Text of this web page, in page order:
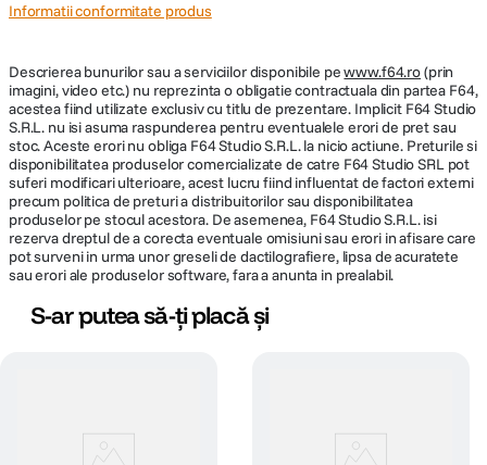
Informatii conformitate produs
Descrierea bunurilor sau a serviciilor disponibile pewww.f64.ro(prin
imagini, video etc.) nu reprezinta o obligatie contractuala din partea F64,
acestea fiind utilizate exclusiv cu titlu de prezentare. Implicit F64 Studio
S.R.L. nu isi asuma raspunderea pentru eventualele erori de pret sau
stoc. Aceste erori nu obliga F64 Studio S.R.L. la nicio actiune. Preturile si
disponibilitatea produselor comercializate de catre F64 Studio SRL pot
suferi modificari ulterioare, acest lucru fiind influentat de factori externi
precum politica de preturi a distribuitorilor sau disponibilitatea
produselor pe stocul acestora. De asemenea, F64 Studio S.R.L. isi
rezerva dreptul de a corecta eventuale omisiuni sau erori in afisare care
pot surveni in urma unor greseli de dactilografiere, lipsa de acuratete
sau erori ale produselor software, fara a anunta in prealabil.
S-ar putea să-ți placă și